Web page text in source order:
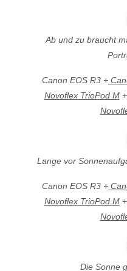
Ab und zu braucht
Canon EOS R3 +
Novoflex TrioPod M+
Lange vor
Canon EOS R3 +
Novoflex TrioPod M+
Die Sonne